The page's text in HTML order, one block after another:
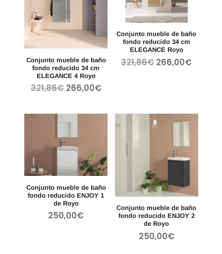
Conjunto mueble de baño
fondo reducido 34 cm
ELEGANCE 4 Royo
321,86€ El
era:
266,00€El
es:
266,00€.
Conjunto mueble de baño
fondo reducido 34 cm
ELEGANCE Royo
321,86€ El
266,00€
Conjunto mueble de baño
fondo reducido ENJOY 1
de Royo
250,00€
Conjunto mueble de baño
fondo reducido ENJOY 2
de Royo
250,00€